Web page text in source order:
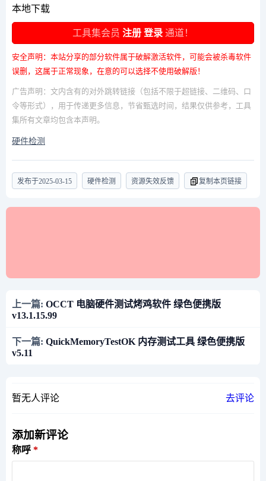
本地下载
工具集会员 注册 登录 通道！
安全声明：本站分享的部分软件属于破解激活软件，可能会被杀毒软件
误删，这属于正常现象，在意的可以选择不使用破解版！
广告声明：文内含有的对外跳转链接（包括不限于超链接、二维码、口
令等形式），用于传递更多信息，节省甄选时间，结果仅供参考，工具
集所有文章均包含本声明。
硬件检测
发布于2025-03-15 硬件检测 资源失效反馈 复制本页链接
上一篇: OCCT 电脑硬件测试烤鸡软件 绿色便携版
v13.1.15.99
下一篇: QuickMemoryTestOK 内存测试工具 绿色便携版
v5.11
暂无人评论 去评论
添加新评论
称呼